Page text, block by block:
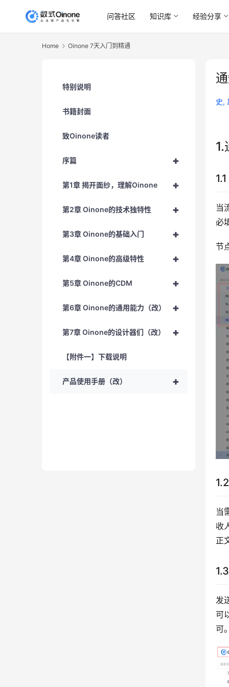
问答社区 知识库 经验分享
Home Oinone 7天入门到精通
史,
1.
当
必
节
当
收
正
发
可
可
特别说明
书籍封面
致Oinone读者
+
序篇
+
第1章 揭开面纱，理解Oinone
+
第2章 Oinone的技术独特性
+
第3章 Oinone的基础入门
+
第4章 Oinone的高级特性
+
第5章 Oinone的CDM
+
第6章 Oinone的通用能力（改）
+
第7章 Oinone的设计器们（改）
【附件一】下载说明
+
产品使用手册（改）